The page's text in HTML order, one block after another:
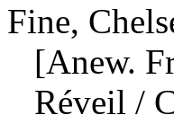
Fine,
[Anew.
Réveil /